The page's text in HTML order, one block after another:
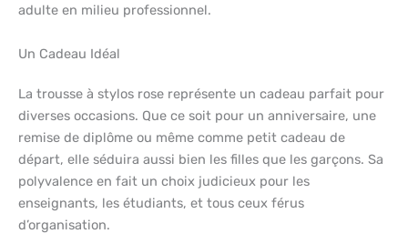
adulte en milieu professionnel.
Un Cadeau Idéal
La trousse à stylos rose représente un cadeau parfait pour
diverses occasions. Que ce soit pour un anniversaire, une
remise de diplôme ou même comme petit cadeau de
départ, elle séduira aussi bien les filles que les garçons. Sa
polyvalence en fait un choix judicieux pour les
enseignants, les étudiants, et tous ceux férus
d’organisation.